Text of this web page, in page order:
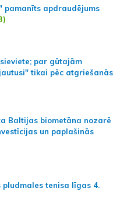
pamanīts apdraudējums
par gūtajām
tikai pēc atgriešanās
Baltijas biometāna nozarē
un paplašinās
tenisa līgas 4.